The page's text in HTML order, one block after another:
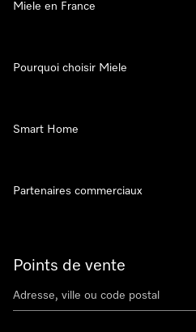
Points de vente
Miele en France
Pourquoi choisir Miele
Smart Home
Partenaires commerciaux